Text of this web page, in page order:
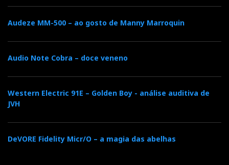
Audeze MM-500 – ao gosto de Manny Marroquin
Audio Note Cobra – doce veneno
Western Electric 91E – Golden Boy - análise auditiva de
JVH
DeVORE Fidelity Micr/O – a magia das abelhas